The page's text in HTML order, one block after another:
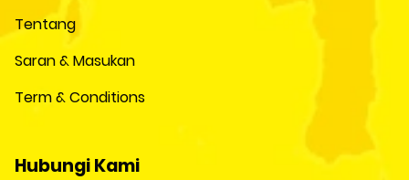
Tentang
Saran & Masukan
Term & Conditions
Hubungi Kami